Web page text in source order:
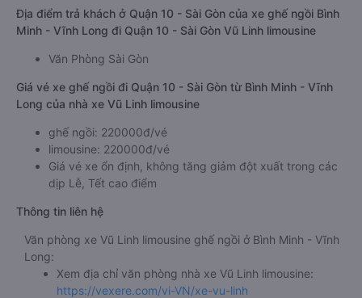
Địa điểm trả khách ở Quận 10 - Sài Gòn của xe ghế ngồi Bình
Minh - Vĩnh Long đi Quận 10 - Sài Gòn Vũ Linh limousine
Văn Phòng Sài Gòn
Giá vé xe ghế ngồi đi Quận 10 - Sài Gòn từ Bình Minh - Vĩnh
Long của nhà xe Vũ Linh limousine
ghế ngồi: 220000đ/vé
limousine: 220000đ/vé
Giá vé xe ổn định, không tăng giảm đột xuất trong các
dịp Lễ, Tết cao điểm
Thông tin liên hệ
Văn phòng xe Vũ Linh limousine ghế ngồi ở Bình Minh - Vĩnh
Long:
Xem địa chỉ văn phòng nhà xe Vũ Linh limousine:
https://vexere.com/vi-VN/xe-vu-linh